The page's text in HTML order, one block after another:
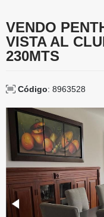
VENDO
VISTA AL
230MTS
Código: 8963528